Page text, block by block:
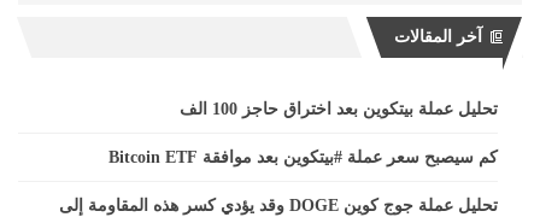
آخر المقالات
تحليل عملة بيتكوين بعد اختراق حاجز 100 الف
كم سيصبح سعر عملة #بيتكوين بعد موافقة Bitcoin ETF
تحليل عملة جوج كوين DOGE وقد يؤدي كسر هذه المقاومة إلى